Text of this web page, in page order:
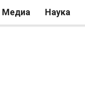
Медиа Наука